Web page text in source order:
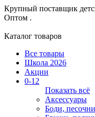
Крупный поставщик
Оптом .
Каталог товаров
Все товары
Школа 2026
Акции
0-12
Показать всё
Аксессуары
Боди,